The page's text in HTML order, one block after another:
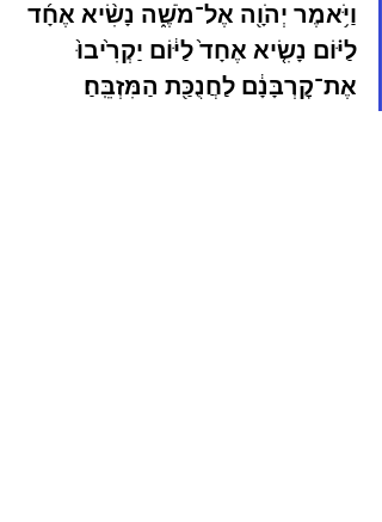
וַיֹּ֥אמֶר יְהֹוָ֖ה אֶל־מֹשֶׁ֑ה נָשִׂ֨יא אֶחָ֜ד
לַיּ֗וֹם נָשִׂ֤יא אֶחָד֙ לַיּ֔וֹם יַקְרִ֙יבוּ֙
אֶת־קׇרְבָּנָ֔ם לַחֲנֻכַּ֖ת הַמִּזְבֵּֽחַ׃